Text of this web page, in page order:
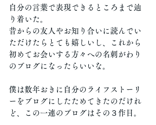
自分の言葉で表現できるところまで辿
り着いた。
昔からの友人やお知り合いに読んでい
ただけたらとても嬉しいし、これから
初めてお会いする方々への名刺がわり
のブログになったらいいな。
僕は数年おきに自分のライフストーリ
ーをブログにしたためてきたのだけれ
ど、この一連のブログはその３作目。